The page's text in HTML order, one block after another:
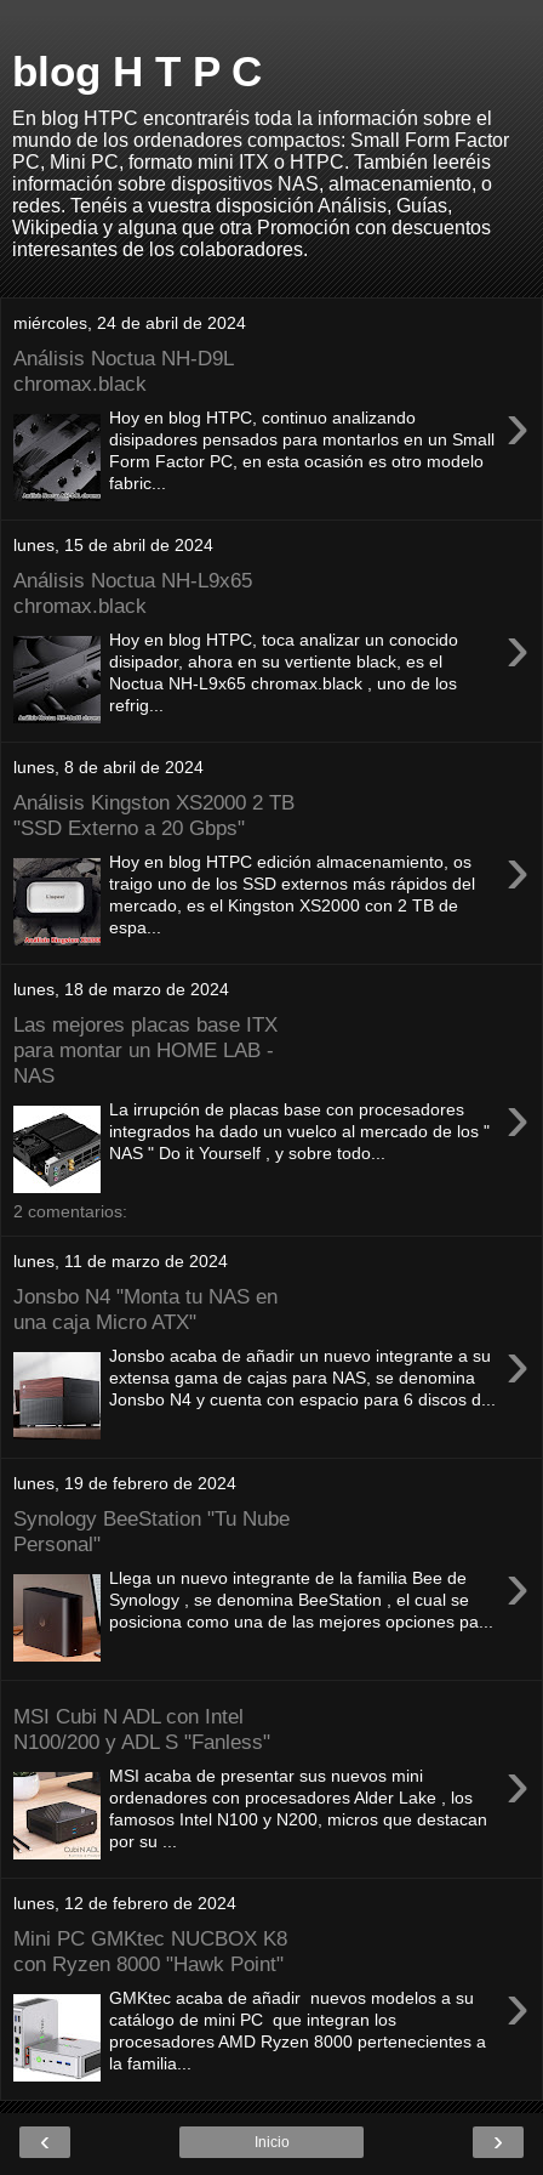
blog H T P C
En blog HTPC encontraréis toda la información sobre el
mundo de los ordenadores compactos: Small Form Factor
PC, Mini PC, formato mini ITX o HTPC. También leeréis
información sobre dispositivos NAS, almacenamiento, o
redes. Tenéis a vuestra disposición Análisis, Guías,
Wikipedia y alguna que otra Promoción con descuentos
interesantes de los colaboradores.
miércoles, 24 de abril de 2024
Análisis Noctua NH-D9L
chromax.black
›
Hoy en blog HTPC, continuo analizando
disipadores pensados para montarlos en un Small
Form Factor PC, en esta ocasión es otro modelo
fabric...
lunes, 15 de abril de 2024
Análisis Noctua NH-L9x65
chromax.black
›
Hoy en blog HTPC, toca analizar un conocido
disipador, ahora en su vertiente black, es el
Noctua NH-L9x65 chromax.black , uno de los
refrig...
lunes, 8 de abril de 2024
Análisis Kingston XS2000 2 TB
"SSD Externo a 20 Gbps"
›
Hoy en blog HTPC edición almacenamiento, os
traigo uno de los SSD externos más rápidos del
mercado, es el Kingston XS2000 con 2 TB de
espa...
lunes, 18 de marzo de 2024
Las mejores placas base ITX
para montar un HOME LAB -
NAS
›
La irrupción de placas base con procesadores
integrados ha dado un vuelco al mercado de los "
NAS " Do it Yourself , y sobre todo...
2 comentarios:
lunes, 11 de marzo de 2024
Jonsbo N4 "Monta tu NAS en
una caja Micro ATX"
›
Jonsbo acaba de añadir un nuevo integrante a su
extensa gama de cajas para NAS, se denomina
Jonsbo N4 y cuenta con espacio para 6 discos d...
lunes, 19 de febrero de 2024
Synology BeeStation "Tu Nube
Personal"
›
Llega un nuevo integrante de la familia Bee de
Synology , se denomina BeeStation , el cual se
posiciona como una de las mejores opciones pa...
MSI Cubi N ADL con Intel
N100/200 y ADL S "Fanless"
›
MSI acaba de presentar sus nuevos mini
ordenadores con procesadores Alder Lake , los
famosos Intel N100 y N200, micros que destacan
por su ...
lunes, 12 de febrero de 2024
Mini PC GMKtec NUCBOX K8
con Ryzen 8000 "Hawk Point"
›
GMKtec acaba de añadir nuevos modelos a su
catálogo de mini PC que integran los
procesadores AMD Ryzen 8000 pertenecientes a
la familia...
‹ ›
Inicio